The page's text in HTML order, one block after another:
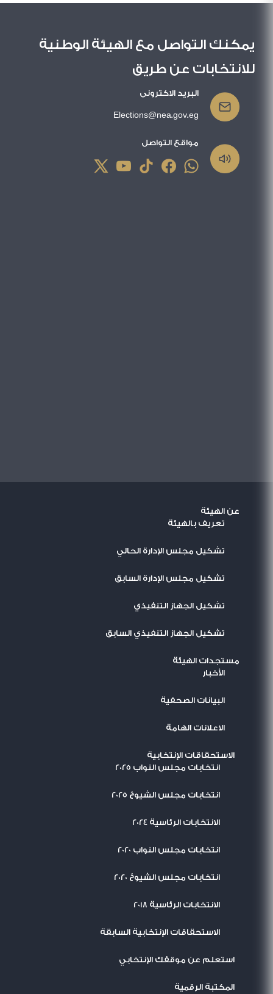
يمكنك التواصل مع الهيئة الوطنية
للانتخابات عن طريق
البريد الاكترونى
Elections@nea.gov.eg
مواقع التواصل
عن الهيئة
تعريف بالهيئة
تشكيل مجلس الإدارة الحالي
تشكيل مجلس الإدارة السابق
تشكيل الجهاز التنفيذي
تشكيل الجهاز التنفيذي السابق
مستجدات الهيئة
اﻷخبار
البيانات الصحفية
الاعلانات الهامة
الاستحقاقات الإنتخابية
انتخابات مجلس النواب 2025
انتخابات مجلس الشيوخ 2025
الانتخابات الرئاسية 2024
انتخابات مجلس النواب 2020
انتخابات مجلس الشيوخ 2020
الانتخابات الرئاسية 2018
الاستحقاقات الإنتخابية السابقة
استعلم عن موقفك الإنتخابي
المكتبة الرقمية